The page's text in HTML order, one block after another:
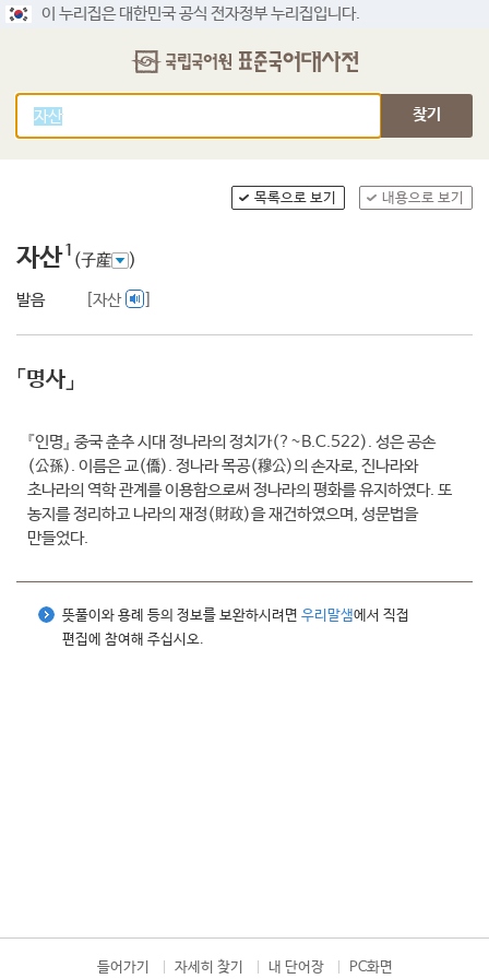
이 누리집은 대한민국 공식 전자정부 누리집입니다.
찾기
목록으로 보기 내용으로 보기
자산1 (子産 )
발음 [자산
「명사」
『인명』 중국 춘추 시대 정나라의 정치가(?~B.C.522). 성은 공손
(公孫). 이름은 교(僑). 정나라 목공(穆公)의 손자로, 진나라와
초나라의 역학 관계를 이용함으로써 정나라의 평화를 유지하였다. 또
농지를 정리하고 나라의 재정(財政)을 재건하였으며, 성문법을
만들었다.
뜻풀이와 용례 등의 정보를 보완하시려면 우리말샘에서 직접
편집에 참여해 주십시오.
들어가기 자세히 찾기 내 단어장 PC화면